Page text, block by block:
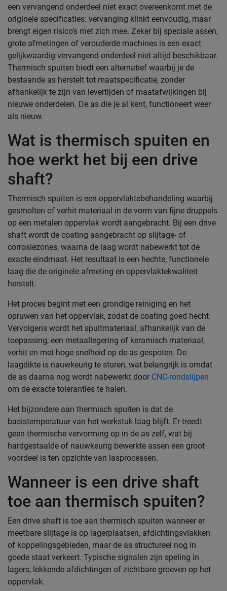
een vervangend onderdeel niet exact overeenkomt met de
originele specificaties: vervanging klinkt eenvoudig, maar
brengt eigen risico’s met zich mee. Zeker bij speciale assen,
grote afmetingen of verouderde machines is een exact
gelijkwaardig vervangend onderdeel niet altijd beschikbaar.
Thermisch spuiten biedt een alternatief waarbij je de
bestaande as herstelt tot maatspecificatie, zonder
afhankelijk te zijn van levertijden of maatafwijkingen bij
nieuwe onderdelen. De as die je al kent, functioneert weer
als nieuw.
Wat is thermisch spuiten en
hoe werkt het bij een drive
shaft?
Thermisch spuiten is een oppervlaktebehandeling waarbij
gesmolten of verhit materiaal in de vorm van fijne druppels
op een metalen oppervlak wordt aangebracht. Bij een drive
shaft wordt de coating aangebracht op slijtage- of
corrosiezones, waarna de laag wordt nabewerkt tot de
exacte eindmaat. Het resultaat is een hechte, functionele
laag die de originele afmeting en oppervlaktekwaliteit
herstelt.
Het proces begint met een grondige reiniging en het
opruwen van het oppervlak, zodat de coating goed hecht.
Vervolgens wordt het spuitmateriaal, afhankelijk van de
toepassing, een metaallegering of keramisch materiaal,
verhit en met hoge snelheid op de as gespoten. De
laagdikte is nauwkeurig te sturen, wat belangrijk is omdat
de as daarna nog wordt nabewerkt door CNC-rondslijpen
om de exacte toleranties te halen.
Het bijzondere aan thermisch spuiten is dat de
basistemperatuur van het werkstuk laag blijft. Er treedt
geen thermische vervorming op in de as zelf, wat bij
hardgestaalde of nauwkeurig bewerkte assen een groot
voordeel is ten opzichte van lasprocessen.
Wanneer is een drive shaft
toe aan thermisch spuiten?
Een drive shaft is toe aan thermisch spuiten wanneer er
meetbare slijtage is op lagerplaatsen, afdichtingsvlakken
of koppelingsgebieden, maar de as structureel nog in
goede staat verkeert. Typische signalen zijn speling in
lagers, lekkende afdichtingen of zichtbare groeven op het
oppervlak.